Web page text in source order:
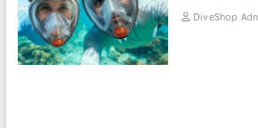
DiveShop